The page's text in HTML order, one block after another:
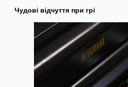
Чудові відчуття при грі